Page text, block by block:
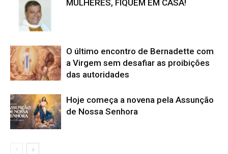
MULHERES, FIQUEM EM CASA!
O último encontro de Bernadette com
a Virgem sem desafiar as proibições
das autoridades
Hoje começa a novena pela Assunção
de Nossa Senhora